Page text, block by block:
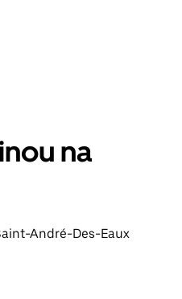
na
André-Des-Eaux